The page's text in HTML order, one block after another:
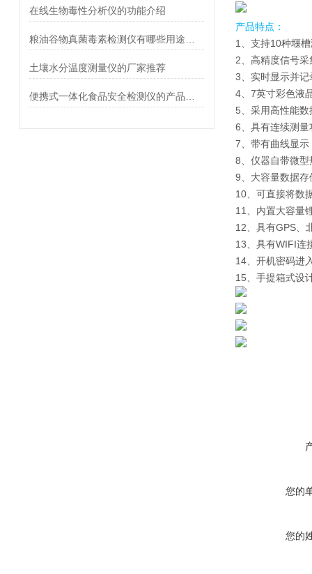
在线生物毒性分析仪的功能介绍
土壤水分温度测量仪的厂家推荐
产品特点：
1、支持10种堰
2、高精度信号
3、实时显示并
4、7英寸彩色液
5、采用高性能
6、具有连续测
7、带有曲线显
8、仪器自带微
9、大容量数据
10、可直接将数
11、内置大容量
12、具有GPS、
13、具有WIFI连
14、开机密码进
15、手提箱式设
您的
您的